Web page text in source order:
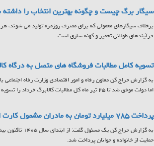
سیگار برگ چیست و چگونه بهترین انتخاب را داشته
برخلاف سیگارهای معمولی که برای مصرف روزمره تولید می شوند،
فرآیندهای طولانی تخمیر و کهنه سازی است.
تسویه کامل مطالبات فروشگاه های متصل به درگاه
به گزارش حراج کن معاون رفاه و امور اقتصادی وزارت رفاه
اما دولت موفق شد تا ۲۵ تیر ماه کل مطالبات کالابرگ خرداد را تسویه کند.
پرداخت ۷۸۵ میلیارد تومان به مادران مشمول کارت امید مهر
حمایت از خانواده و جوانان پرداخت شد.